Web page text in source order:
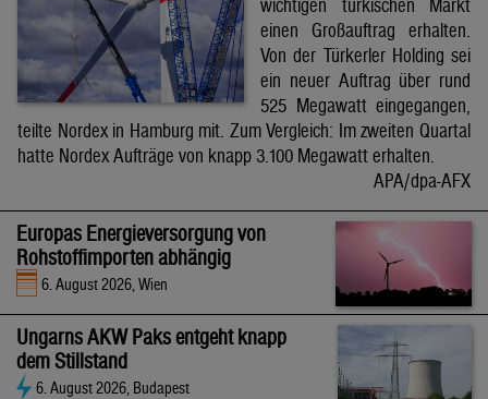
wichtigen türkischen Markt
einen Großauftrag erhalten.
Von der Türkerler Holding sei
ein neuer Auftrag über rund
525 Megawatt eingegangen,
teilte Nordex in Hamburg mit. Zum Vergleich: Im zweiten Quartal
hatte Nordex Aufträge von knapp 3.100 Megawatt erhalten.
APA/dpa-AFX
Europas Energieversorgung von
Rohstoffimporten abhängig
6. August 2026, Wien
Ungarns AKW Paks entgeht knapp
dem Stillstand
6. August 2026, Budapest